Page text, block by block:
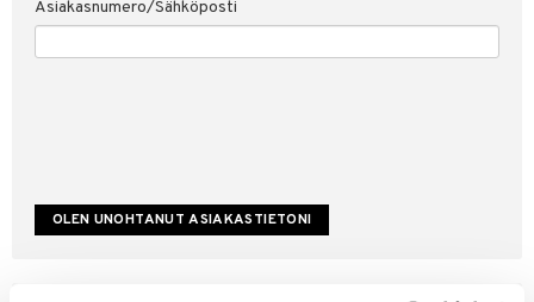
Asiakasnumero/Sähköposti